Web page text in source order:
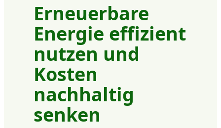
Erneuerbare
Energie effizient
nutzen und
Kosten
nachhaltig
senken